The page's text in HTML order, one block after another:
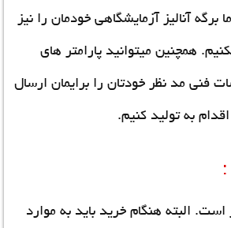
برگه آنالیز آزمایشگاهی خودمان را نیز
همچنین میتوانید پارامتر های
فنی مد نظر خودتان را برایمان ارسال
به تولید کنیم.
البته هنگام خرید باید به موارد